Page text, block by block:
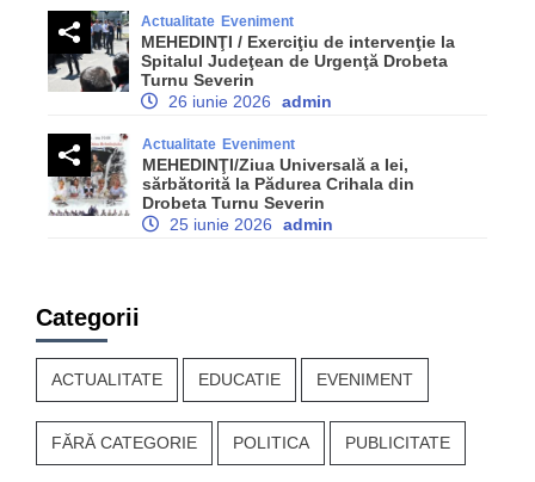
Actualitate Eveniment
MEHEDINŢI / Exerciţiu de intervenţie la
Spitalul Judeţean de Urgenţă Drobeta
Turnu Severin
26 iunie 2026
admin
Actualitate Eveniment
MEHEDINŢI/Ziua Universală a Iei,
sărbătorită la Pădurea Crihala din
Drobeta Turnu Severin
25 iunie 2026
admin
Categorii
ACTUALITATE EDUCATIE EVENIMENT
FĂRĂ CATEGORIE POLITICA PUBLICITATE